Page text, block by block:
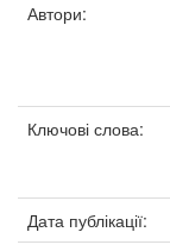
Автори:
Ключові слова:
Дата публікації: